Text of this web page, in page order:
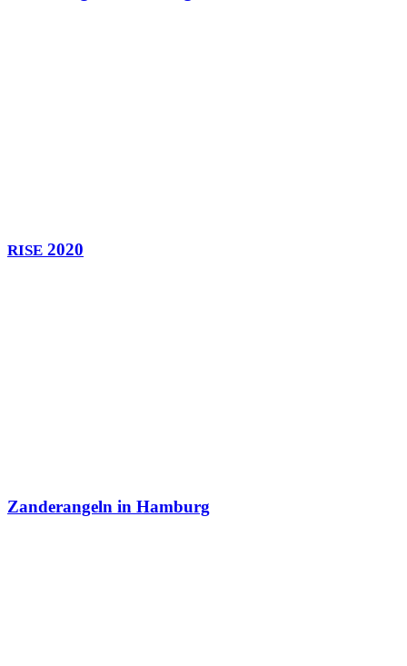
RISE 2020
Zanderangeln in Hamburg